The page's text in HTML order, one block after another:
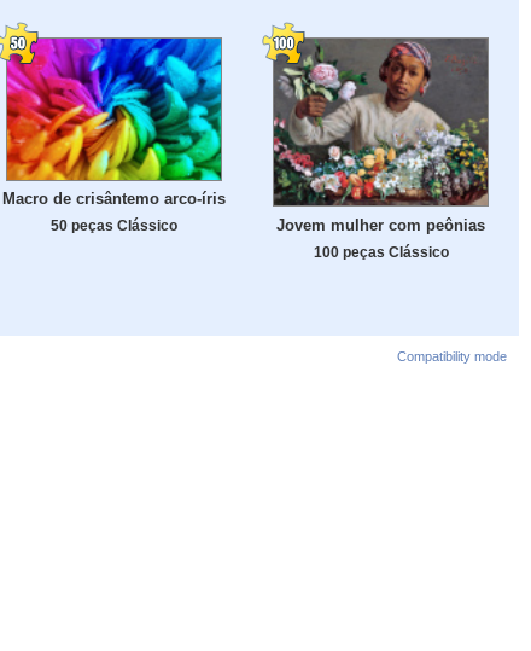
Macro de crisântemo arco-íris
50 peças Clássico Jovem mulher com peônias
100 peças Clássico
Compatibility mode